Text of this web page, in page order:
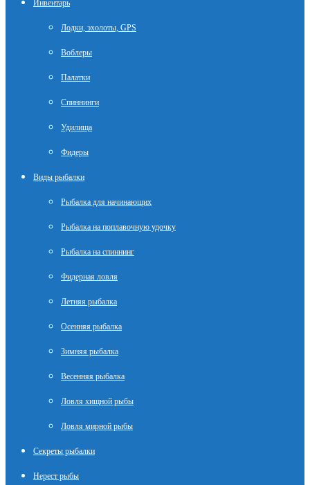
Инвентарь
Лодки, эхолоты, GPS
Воблеры
Палатки
Спиннинги
Удилища
Фидеры
Виды рыбалки
Рыбалка для начинающих
Рыбалка на поплавочную удочку
Рыбалка на спиннинг
Фидерная ловля
Летняя рыбалка
Осенняя рыбалка
Зимняя рыбалка
Весенняя рыбалка
Ловля хищной рыбы
Ловля мирной рыбы
Секреты рыбалки
Нерест рыбы